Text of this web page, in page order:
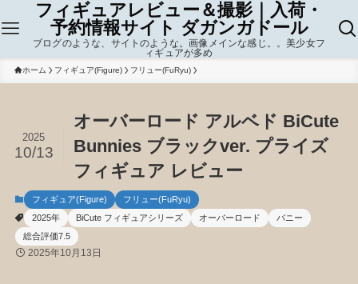
フィギュアレビュー＆撮影｜入荷・
予約情報サイト ダガンガドール
ブログのような、サイトのような。画像メインな感じ。。美少女フ
ィギュアが多め
ホーム フィギュア(Figure) フリュー(FuRyu)
オーバーロード アルベド BiCute
Bunnies ブラックver. プライズ
フィギュア レビュー
2025
10/13
フィギュア(Figure)
フリュー(FuRyu)
2025年
BiCute フィギュアシリーズ オーバーロード
バニー
総合評価7.5
2025年10月13日